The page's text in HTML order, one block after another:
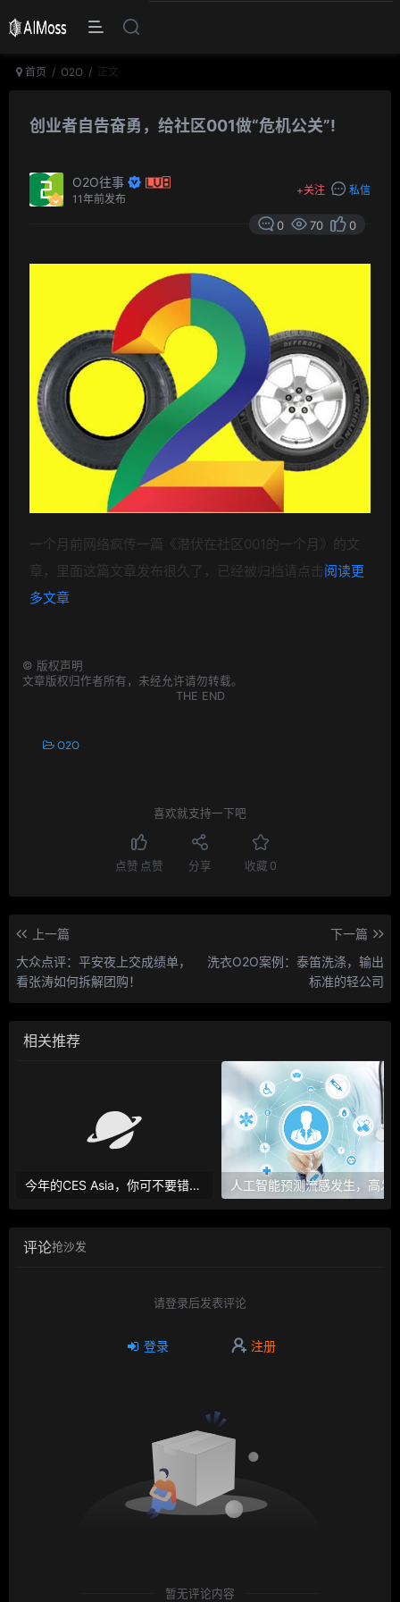
首页 O2O 正文
创业者自告奋勇，给社区001做“危机公关”!
O2O往事
11年前发布
+关注 私信
0 70 0
一个月前网络疯传一篇《 潜伏在社区001 的一个月
》的文
章，里面这篇文章发布很久了，已经被归档请点击阅读更
多文章
© 版权声明
文章版权归作者所有，未经允许请勿转载。
THE END
O2O
喜欢就支持一下吧
点赞 点赞 分享 收藏 0
上一篇
大众点评：平安夜上交成绩单，
看张涛如何拆解团购！
下一篇
洗衣O2O案例：泰笛洗涤，输出
标准的轻公司
相关推荐
今年的CES Asia，你可不要错过这些自动驾驶看点
评论抢沙发
请登录后发表评论
登录 注册
暂无评论内容